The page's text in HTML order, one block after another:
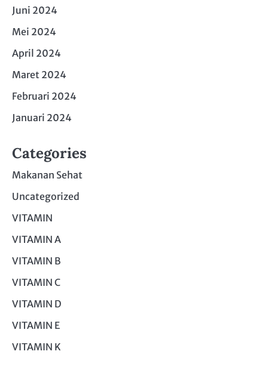
Juni 2024
Mei 2024
April 2024
Maret 2024
Februari 2024
Januari 2024
Categories
Makanan Sehat
Uncategorized
VITAMIN
VITAMIN A
VITAMIN B
VITAMIN C
VITAMIN D
VITAMIN E
VITAMIN K